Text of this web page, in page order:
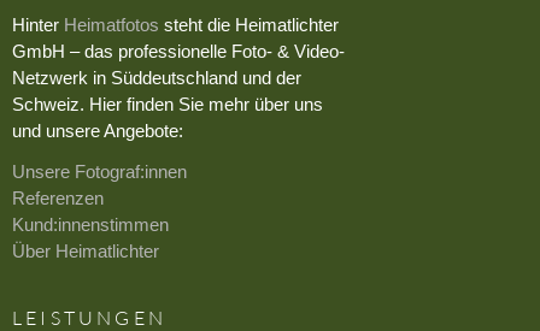
Hinter Heimatfotos steht die Heimatlichter
GmbH – das professionelle Foto- & Video-
Netzwerk in Süddeutschland und der
Schweiz. Hier finden Sie mehr über uns
und unsere Angebote:
Unsere Fotograf:innen
Referenzen
Kund:innenstimmen
Über Heimatlichter
LEISTUNGEN